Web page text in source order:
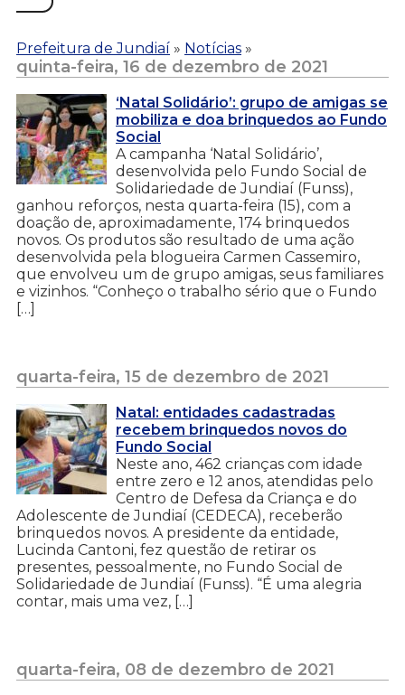
Prefeitura de Jundiaí » Notícias »
quinta-feira, 16 de dezembro de 2021
‘Natal Solidário’: grupo de amigas se
mobiliza e doa brinquedos ao Fundo
Social
A campanha ‘Natal Solidário’,
desenvolvida pelo Fundo Social de
Solidariedade de Jundiaí (Funss),
ganhou reforços, nesta quarta-feira (15), com a
doação de, aproximadamente, 174 brinquedos
novos. Os produtos são resultado de uma ação
desenvolvida pela blogueira Carmen Cassemiro,
que envolveu um de grupo amigas, seus familiares
e vizinhos. “Conheço o trabalho sério que o Fundo
[…]
quarta-feira, 15 de dezembro de 2021
Natal: entidades cadastradas
recebem brinquedos novos do
Fundo Social
Neste ano, 462 crianças com idade
entre zero e 12 anos, atendidas pelo
Centro de Defesa da Criança e do
Adolescente de Jundiaí (CEDECA), receberão
brinquedos novos. A presidente da entidade,
Lucinda Cantoni, fez questão de retirar os
presentes, pessoalmente, no Fundo Social de
Solidariedade de Jundiaí (Funss). “É uma alegria
contar, mais uma vez, […]
quarta-feira, 08 de dezembro de 2021